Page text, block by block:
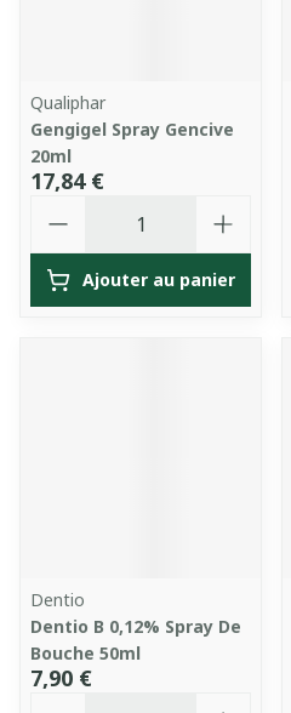
Qualiphar
Gengigel Spray Gencive
20ml
17,84 €
Ajouter au panier
Dentio
Dentio B 0,12% Spray De
Bouche 50ml
7,90 €